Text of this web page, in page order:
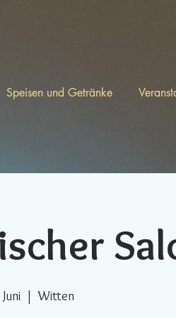
Speisen und Getränke
  |
Witten